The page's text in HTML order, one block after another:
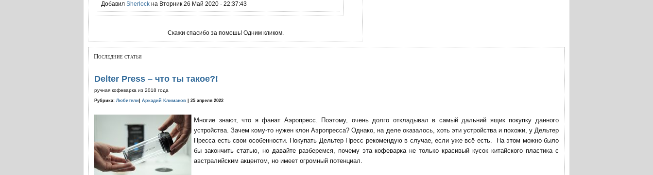
Добавил Sherlock на Вторник 26 Май 2020 - 22:37:43
Скажи спасибо за помошь! Одним кликом.
Последние статьи
Delter Press – что ты такое?!
ручная кофеварка из 2018 года
Рубрика: Любители Аркадий Климанов | 25 апреля 2022
Многие знают, что я фанат Аэропресс. Поэтому, очень долго откладывал в самый дальний ящик покупку данного
устройства. Зачем кому-то нужен клон Аэропресса? Однако, на деле оказалось, хоть эти устройства и похожи, у Дельтер
Пресса есть свои особенности. Покупать Дельтер Пресс рекомендую в случае, если уже всё есть. На этом можно было
бы закончить статью, но давайте разберемся, почему эта кофеварка не только красивый кусок китайского пластика с
австралийским акцентом, но имеет огромный потенциал.